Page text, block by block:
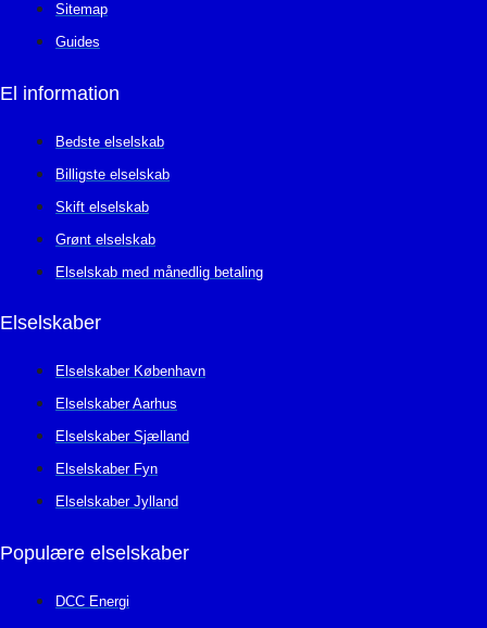
Sitemap
Guides
El information
Bedste elselskab
Billigste elselskab
Skift elselskab
Grønt elselskab
Elselskab med månedlig betaling
Elselskaber
Elselskaber København
Elselskaber Aarhus
Elselskaber Sjælland
Elselskaber Fyn
Elselskaber Jylland
Populære elselskaber
DCC Energi